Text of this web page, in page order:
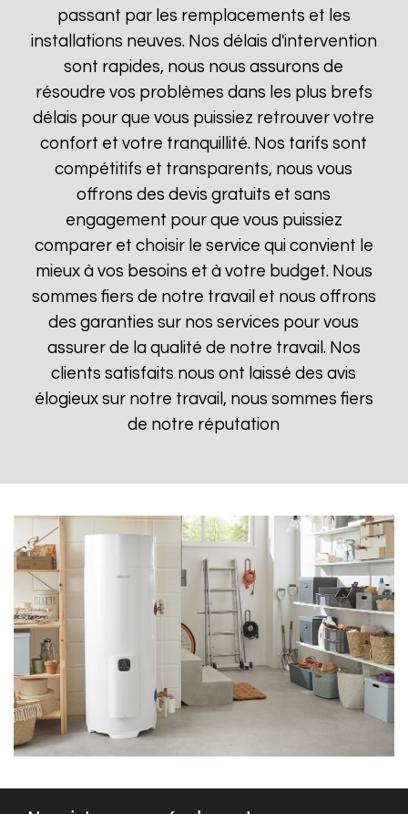
passant par les remplacements et les
installations neuves. Nos délais d'intervention
sont rapides, nous nous assurons de
résoudre vos problèmes dans les plus brefs
délais pour que vous puissiez retrouver votre
confort et votre tranquillité. Nos tarifs sont
compétitifs et transparents, nous vous
offrons des devis gratuits et sans
engagement pour que vous puissiez
comparer et choisir le service qui convient le
mieux à vos besoins et à votre budget. Nous
sommes fiers de notre travail et nous offrons
des garanties sur nos services pour vous
assurer de la qualité de notre travail. Nos
clients satisfaits nous ont laissé des avis
élogieux sur notre travail, nous sommes fiers
de notre réputation